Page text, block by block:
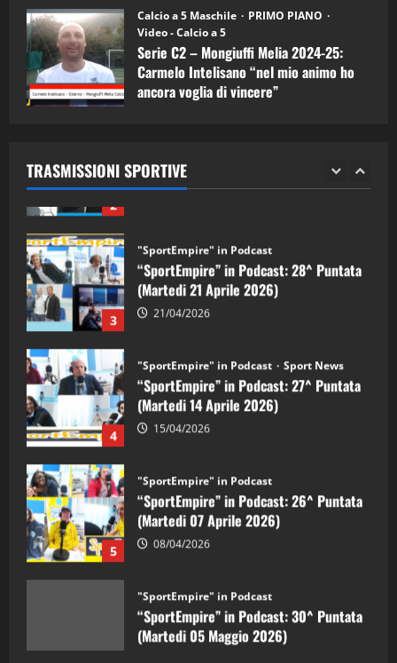
Calcio a 5 Maschile
PRIMO PIANO
Video - Calcio a 5
Serie C2 – Mongiuffi Melia 2024-25:
Carmelo Intelisano “nel mio animo ho
ancora voglia di vincere”
TRASMISSIONI SPORTIVE
1
“SportEmpire” in Podcast: 30^ Puntata
(Martedi 05 Maggio 2026)
08/05/2026
2 28/04/2026
3
“SportEmpire” in Podcast: 28^ Puntata
(Martedi 21 Aprile 2026)
21/04/2026
4
“SportEmpire” in Podcast: 27^ Puntata
(Martedi 14 Aprile 2026)
15/04/2026
5
“SportEmpire” in Podcast: 26^ Puntata
(Martedi 07 Aprile 2026)
08/04/2026
“SportEmpire” in Podcast: 30^ Puntata
(Martedi 05 Maggio 2026)
08/05/2026